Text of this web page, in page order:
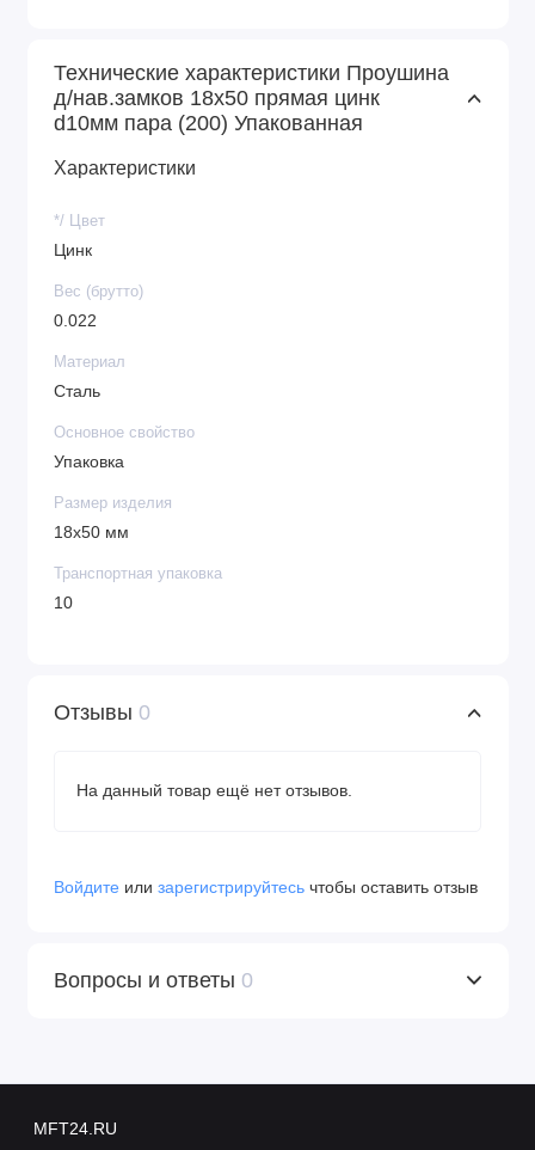
Технические характеристики Проушина
д/нав.замков 18х50 прямая цинк
d10мм пара (200) Упакованная
Характеристики
*/ Цвет
Цинк
Вес (брутто)
0.022
Материал
Сталь
Основное свойство
Упаковка
Размер изделия
18x50 мм
Транспортная упаковка
10
Отзывы 0
На данный товар ещё нет отзывов.
Войдите или зарегистрируйтесь чтобы оставить отзыв
Вопросы и ответы 0
MFT24.RU